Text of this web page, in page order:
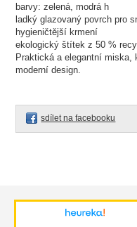
barvy: zelená, modrá h
ladký glazovaný povrch pro
hygieničtější krmení
ekologický štítek z 50 %
Praktická a elegantní
moderní design.
sdílet na facebooku